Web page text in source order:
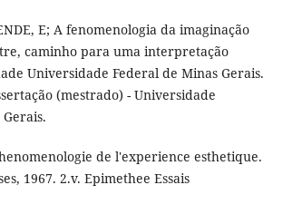
E; A fenomenologia da imaginação
caminho para uma interpretação
Universidade Federal de Minas Gerais.
(mestrado) - Universidade
de l'experience esthetique.
1967. 2.v. Epimethee Essais